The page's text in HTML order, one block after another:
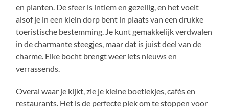
en planten. De sfeer is intiem en gezellig, en het voelt
alsof je in een klein dorp bent in plaats van een drukke
toeristische bestemming. Je kunt gemakkelijk verdwalen
in de charmante steegjes, maar dat is juist deel van de
charme. Elke bocht brengt weer iets nieuws en
verrassends.
Overal waar je kijkt, zie je kleine boetiekjes, cafés en
restaurants. Het is de perfecte plek om te stoppen voor